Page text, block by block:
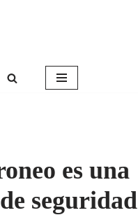
es una
seguridad